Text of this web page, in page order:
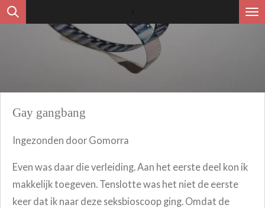
Ga
Gay gangbang
Ingezonden door Gomorra
Even was daar die verleiding. Aan het eerste deel kon ik
makkelijk toegeven. Tenslotte was het niet de eerste
keer dat ik naar deze seksbioscoop ging. Omdat de